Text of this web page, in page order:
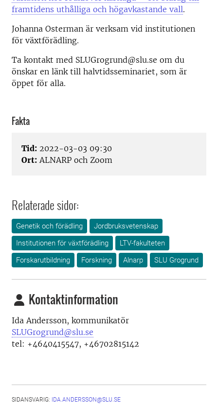
framtidens uthålliga och högavkastande vall.
Johanna Osterman är verksam vid institutionen
för växtförädling.
Ta kontakt med SLUGrogrund@slu.se om du
önskar en länk till halvtidsseminariet, som är
öppet för alla.
Fakta
Tid: 2022-03-03 09:30
Ort: ALNARP och Zoom
Relaterade sidor:
Genetik och förädling
Jordbruksvetenskap
Institutionen för växtförädling
LTV-fakulteten
Forskarutbildning
Forskning Alnarp SLU Grogrund
Kontaktinformation
Ida Andersson, kommunikatör
SLUGrogrund@slu.se
tel: +4640415547, +46702815142
SIDANSVARIG: IDA.ANDERSSON@SLU.SE